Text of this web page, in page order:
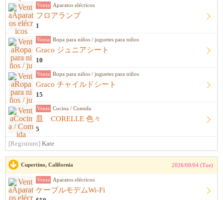
Venta Aparatos elécricos
フロアランプ
1
Venta Ropa para niños / juguetes para niños
Graco ジュニアシート
10
Venta Ropa para niños / juguetes para niños
Graco チャイルドシート
15
Venta Cocina / Comida
皿 CORELLE 色々
5
[Registrant] Kate
Cupertino, California 2026/08/04 (Tue)
Venta Aparatos elécricos
ケーブルモデムWi-Fi